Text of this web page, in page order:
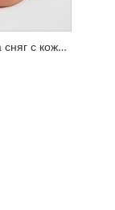
Ботуши за сняг с кожена яка